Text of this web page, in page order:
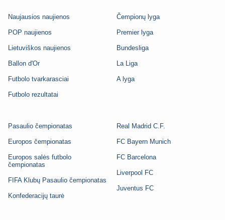
Naujausios naujienos
POP naujienos
Lietuviškos naujienos
Ballon d'Or
Futbolo tvarkarasciai
Futbolo rezultatai
Čempionų lyga
Premier lyga
Bundesliga
La Liga
A lyga
Pasaulio čempionatas
Europos čempionatas
Europos salės futbolo
čempionatas
FIFA Klubų Pasaulio čempionatas
Konfederacijų taurė
Real Madrid C.F.
FC Bayern Munich
FC Barcelona
Liverpool FC
Juventus FC